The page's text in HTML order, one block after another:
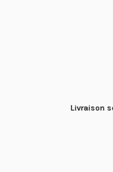
Livraison